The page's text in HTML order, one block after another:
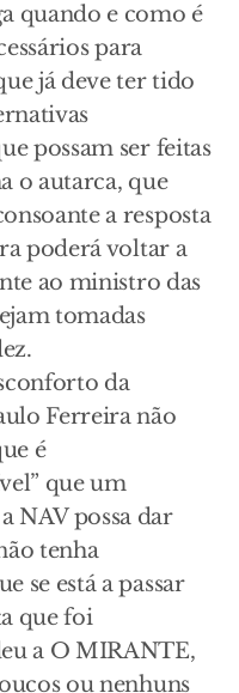
quando e como é
para
já deve ter tido
possam ser feitas
o autarca, que
a resposta
poderá voltar a
ao ministro das
tomadas
da
Ferreira não
é
que um
NAV possa dar
tenha
se está a passar
que foi
a O MIRANTE,
ou nenhuns